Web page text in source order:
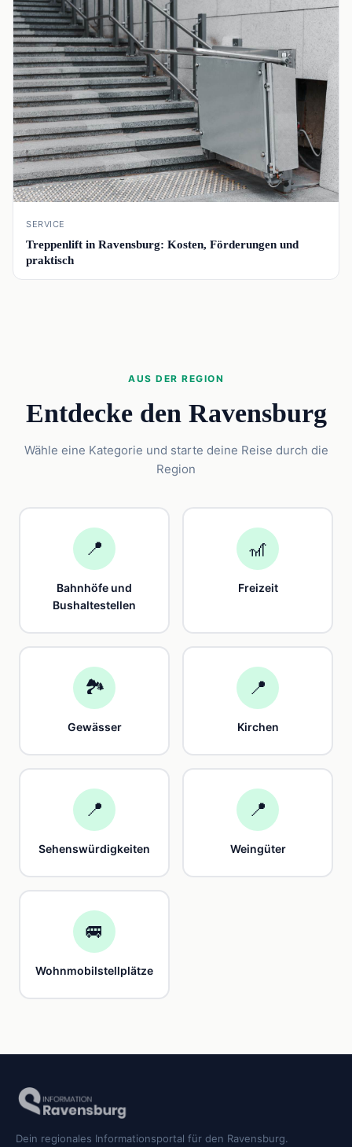
SERVICE
Treppenlift in Ravensburg: Kosten, Förderungen und
praktisch
AUS DER REGION
Entdecke den Ravensburg
Wähle eine Kategorie und starte deine Reise durch die
Region
📍
Bahnhöfe und
Bushaltestellen
🎢
Freizeit
🏞️
Gewässer
📍
Kirchen
📍
Sehenswürdigkeiten
📍
Weingüter
🚐
Wohnmobilstellplätze
Dein regionales Informationsportal für den Ravensburg.